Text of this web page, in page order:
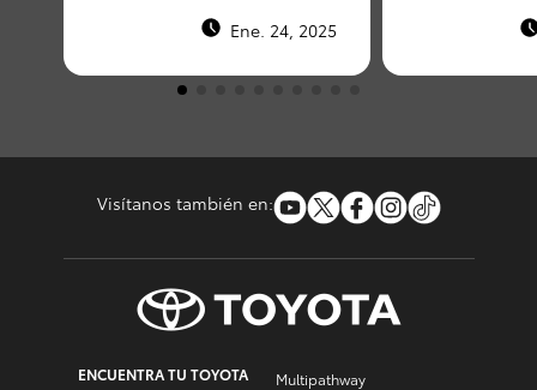
sobre el futuro de laEne. 24, 2025
Visítanos también en:
ENCUENTRA TU TOYOTA
Multipathway